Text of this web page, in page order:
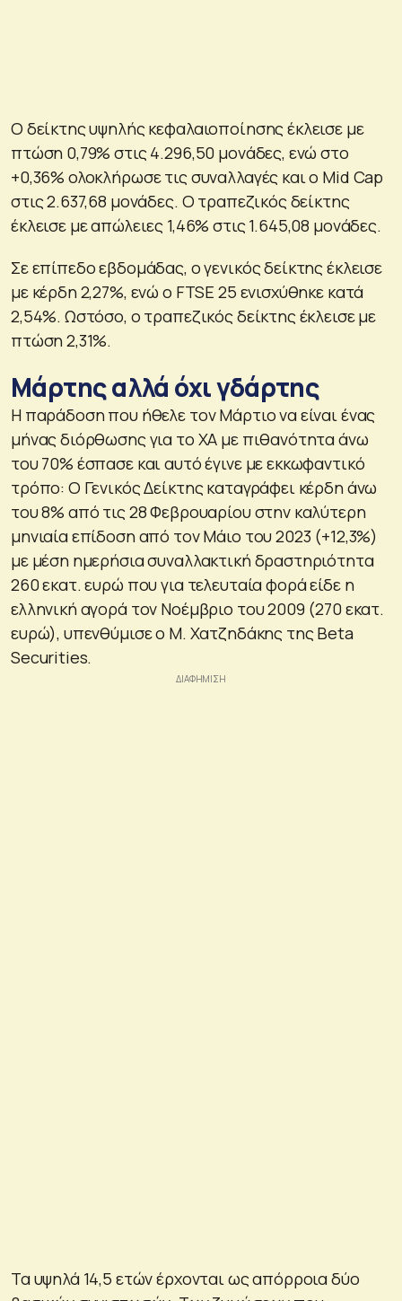
Ο δείκτης υψηλής κεφαλαιοποίησης έκλεισε με
πτώση 0,79% στις 4.296,50 μονάδες, ενώ στο
+0,36% ολοκλήρωσε τις συναλλαγές και ο Mid Cap
στις 2.637,68 μονάδες. Ο τραπεζικός δείκτης
έκλεισε με απώλειες 1,46% στις 1.645,08 μονάδες.
Σε επίπεδο εβδομάδας, ο γενικός δείκτης έκλεισε
με κέρδη 2,27%, ενώ ο FTSE 25 ενισχύθηκε κατά
2,54%. Ωστόσο, ο τραπεζικός δείκτης έκλεισε με
πτώση 2,31%.
Μάρτης αλλά όχι γδάρτης
Η παράδοση που ήθελε τον Μάρτιο να είναι ένας
μήνας διόρθωσης για το ΧΑ με πιθανότητα άνω
του 70% έσπασε και αυτό έγινε με εκκωφαντικό
τρόπο: Ο Γενικός Δείκτης καταγράφει κέρδη άνω
του 8% από τις 28 Φεβρουαρίου στην καλύτερη
μηνιαία επίδοση από τον Μάιο του 2023 (+12,3%)
με μέση ημερήσια συναλλακτική δραστηριότητα
260 εκατ. ευρώ που για τελευταία φορά είδε η
ελληνική αγορά τον Νοέμβριο του 2009 (270 εκατ.
ευρώ), υπενθύμισε ο Μ. Χατζηδάκης της Beta
Securities.
Τα υψηλά 14,5 ετών έρχονται ως απόρροια δύο